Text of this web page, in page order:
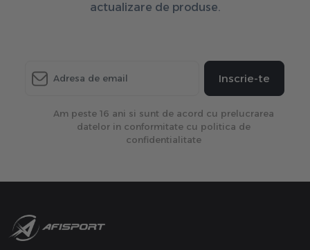
actualizare de produse.
Inscrie-te
Am peste 16 ani si sunt de acord cu prelucrarea
datelor in conformitate cu politica de
confidentialitate